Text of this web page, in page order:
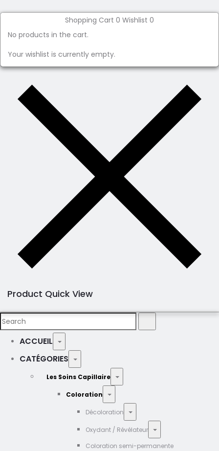
Shopping Cart 0 Wishlist 0
No products in the cart.
Your wishlist is currently empty.
Product Quick View
Search
ACCUEIL
CATÉGORIES
Les Soins Capillaire
Coloration
Décoloration
Oxydant / Révélateur
Coloration semi-permanente